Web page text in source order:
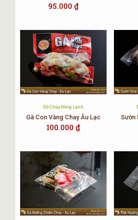
Bảo Quản Cá Thu Chay
Nếu sử dụng ngay thì nên bảo
Để giảm thiểu quá trình rã đông.
Nên bảo quản ở ngăn đông mềm
xuyên trong vài ngày.
Sử dụng hết trong 7 ngày sau khi
Lưu ý:
Sản phẩm có chứa đậu nành.
Không sử dụng sản phẩm khi đã
Ngày sản xuất và hạn sử dụng in
Các Món Chay Chế Biến
Chay?
Như đã trình bày ở trên Cá thu chay là
phẩm chay phổ biến. Không chỉ với
trường, mà cả với những người mới tập
người ăn chay kỳ, chay tháng. Và cũng
95.000 ₫
Đồ Chay Đông Lạnh
Gà Con Vàng Chay Âu Lạc
100.000₫
Sườn